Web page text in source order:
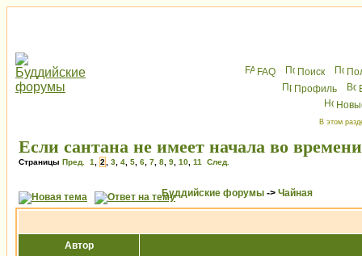
FAQ Поиск
Профиль
В этом
Если сантана не имеет начала во
Страницы Пред. 1 2 3 4 5 6 7 8 9 10 11 След.
Буддийские форумы -> Чайная
Автор